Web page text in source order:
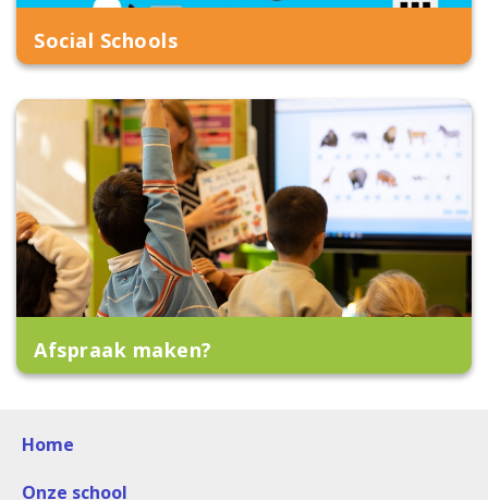
Social Schools
Afspraak maken?
Home
Onze school